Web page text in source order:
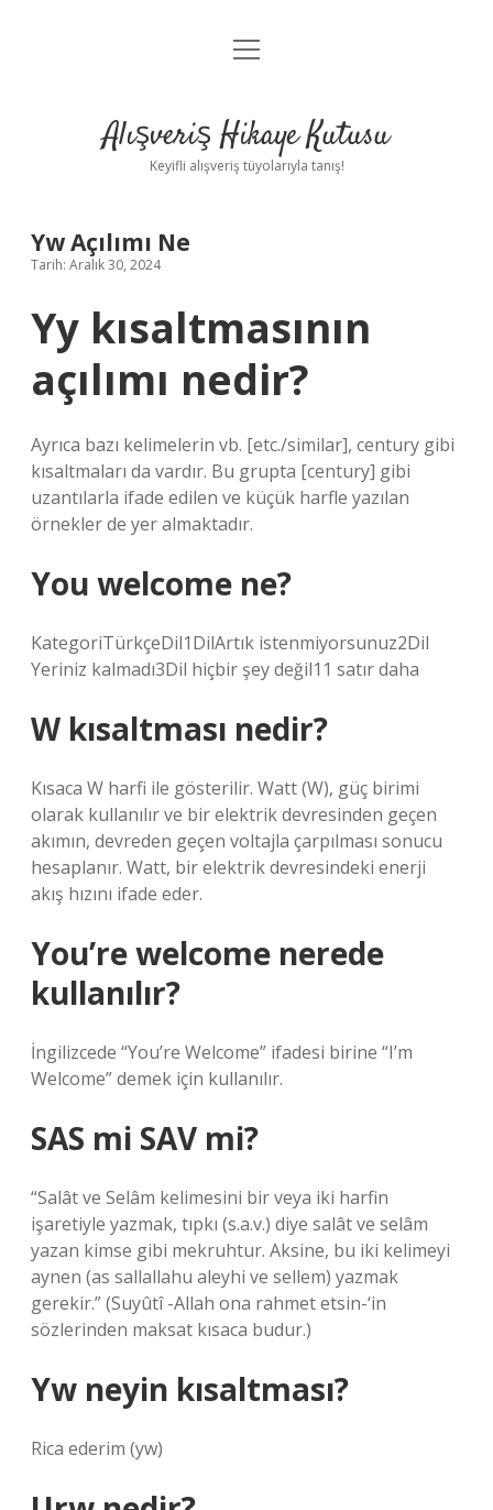
Anasayfa
Yasal Uyarı
menüyü
Alışveriş Hikaye Kutusu
Keyifli alışveriş tüyolarıyla tanış!
Yw Açılımı Ne
Tarih: Aralık 30, 2024
Yy kısaltmasının
açılımı nedir?
Ayrıca bazı kelimelerin vb. [etc./similar], century gibi
kısaltmaları da vardır. Bu grupta [century] gibi
uzantılarla ifade edilen ve küçük harfle yazılan
örnekler de yer almaktadır.
You welcome ne?
KategoriTürkçeDil1DilArtık istenmiyorsunuz2Dil
Yeriniz kalmadı3Dil hiçbir şey değil11 satır daha
W kısaltması nedir?
Kısaca W harfi ile gösterilir. Watt (W), güç birimi
olarak kullanılır ve bir elektrik devresinden geçen
akımın, devreden geçen voltajla çarpılması sonucu
hesaplanır. Watt, bir elektrik devresindeki enerji
akış hızını ifade eder.
You’re welcome nerede
kullanılır?
İngilizcede “You’re Welcome” ifadesi birine “I’m
Welcome” demek için kullanılır.
SAS mi SAV mi?
“Salât ve Selâm kelimesini bir veya iki harfin
işaretiyle yazmak, tıpkı (s.a.v.) diye salât ve selâm
yazan kimse gibi mekruhtur. Aksine, bu iki kelimeyi
aynen (as sallallahu aleyhi ve sellem) yazmak
gerekir.” (Suyûtî -Allah ona rahmet etsin-‘in
sözlerinden maksat kısaca budur.)
Yw neyin kısaltması?
Rica ederim (yw)